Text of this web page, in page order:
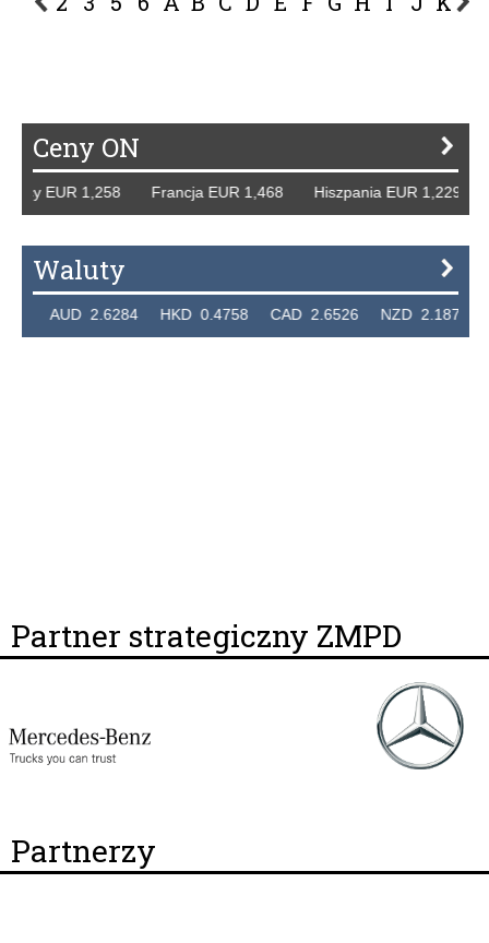
Ceny ON
EUR 1,258 Francja EUR 1,468 Hiszpania EUR 1,229
Waluty
AUD 2.6284 HKD 0.4758 CAD 2.6526 NZD 2.1871
Partner strategiczny ZMPD
Partnerzy